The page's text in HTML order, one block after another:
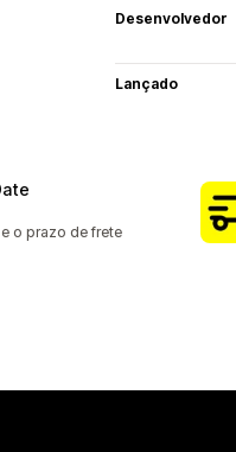
Desenvolvedor
Lançado
o prazo de frete